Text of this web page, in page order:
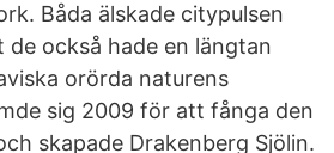
Båda älskade citypulsen
också hade en längtan
orörda naturens
sig 2009 för att fånga den
skapade Drakenberg Sjölin.